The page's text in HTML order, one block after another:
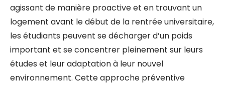
agissant de manière proactive et en trouvant un
logement avant le début de la rentrée universitaire,
les étudiants peuvent se décharger d’un poids
important et se concentrer pleinement sur leurs
études et leur adaptation à leur nouvel
environnement. Cette approche préventive